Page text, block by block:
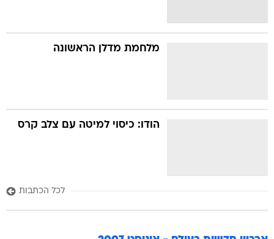
מלחמת מדלן הראשונה
הודו: כיסוי למיטה עם צלב קרס
לכל הכתבות